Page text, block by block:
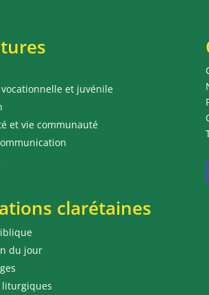
vocationnelle et juvénile
et vie communauté
clarétaines
du jour